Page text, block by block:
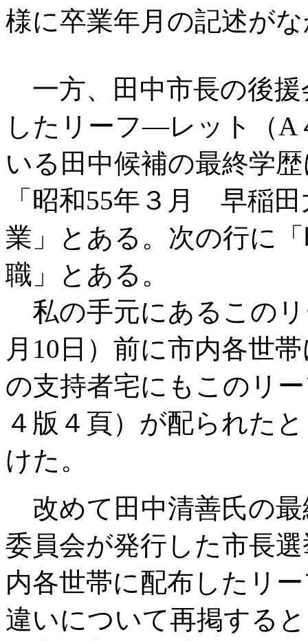
様に卒業年月の記述が
一方、田中市長の後援
したリーフ―レット（A
いる田中候補の最終学
「昭和55年３月 早稲
業」とある。次の行に
職」とある。
私の手元にあるこの
月10日）前に市内各世
の支持者宅にもこのリ
４版４頁）が配られた
けた。
改めて田中清善氏の最
委員会が発行した市長
内各世帯に配布したリ
違いについて再掲する